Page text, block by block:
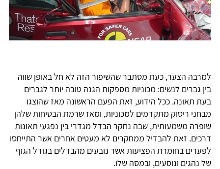
למרבה הצער, כעת מסתבר שהשיפור הזה לא חל באופן שווה
בין גברים לנשים: מכוניות מספקות הגנה טובה יותר לגברים
בעת תאונה. ככל הידוע, זאת הפעם הראשונה מאז שהוצגו
מבחני ריסוק מתקדמים למכוניות, ומאז שרמת הבטיחות שלהן
שופרה משמעותית, שבה נחקר הבדל מגדרי בין נפגעי תאונות
דרכים. זאת להבדיל ממחקרים לא מעטים אחרים אשר התייחסו
לפערים בחומרת הפציעות אשר נובעים מהבדלים בגודל הגוף
של נהגים ונוסעים, ובמסה שלו.